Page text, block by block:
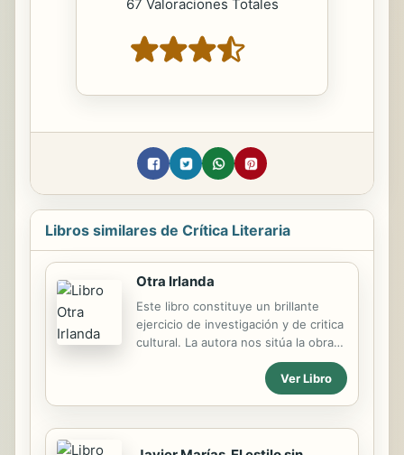
67 Valoraciones Totales
Libros similares de Crítica Literaria
Otra Irlanda
Este libro constituye un brillante
ejercicio de investigación y de critica
cultural. La autora nos sitúa la obra
poética de tres autoras irlandesas,
Eavan Boland, Nuala Ní Dhomhnail y
Paula Meehan, en su entorno
subversión efectuada por escritos y
artistas en su definición de una
Ver Libro